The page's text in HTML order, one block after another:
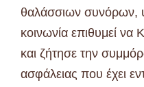
θαλάσσιων συνόρων,
κοινωνία επιθυμεί να
και ζήτησε την
ασφάλειας που έχει